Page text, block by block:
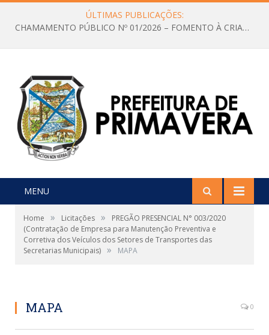
ÚLTIMAS PUBLICAÇÕES:
CHAMAMENTO PÚBLICO Nº 01/2026 – FOMENTO À CRIAÇÃO E A CIRCULAÇÃO DE PRODUÇÕES CULTURAIS – Aldir Blanc
MENU
Home » Licitações »
PREGÃO PRESENCIAL N° 003/2020
(Contratação de Empresa para Manutenção Preventiva e
Corretiva dos Veículos dos Setores de Transportes das
Secretarias Municipais) » MAPA
MAPA 0